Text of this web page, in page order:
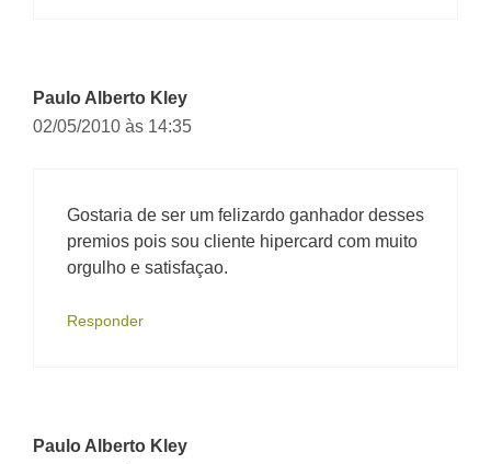
Paulo Alberto Kley
02/05/2010 às 14:35
Gostaria de ser um felizardo ganhador desses
premios pois sou cliente hipercard com muito
orgulho e satisfaçao.
Responder
Paulo Alberto Kley